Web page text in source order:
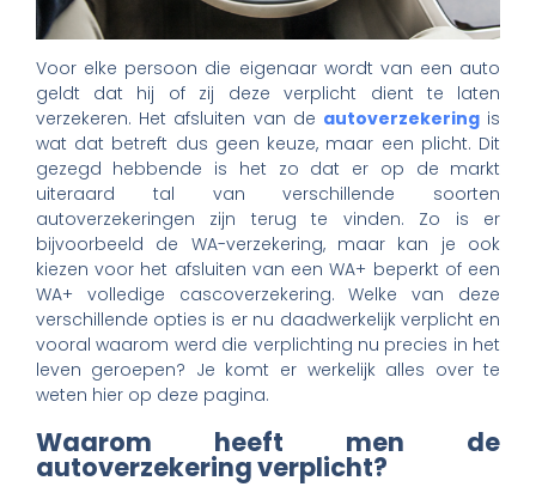
Voor elke persoon die eigenaar wordt van een auto
geldt dat hij of zij deze verplicht dient te laten
verzekeren. Het afsluiten van de autoverzekering is
wat dat betreft dus geen keuze, maar een plicht. Dit
gezegd hebbende is het zo dat er op de markt
uiteraard tal van verschillende soorten
autoverzekeringen zijn terug te vinden. Zo is er
bijvoorbeeld de WA-verzekering, maar kan je ook
kiezen voor het afsluiten van een WA+ beperkt of een
WA+ volledige cascoverzekering. Welke van deze
verschillende opties is er nu daadwerkelijk verplicht en
vooral waarom werd die verplichting nu precies in het
leven geroepen? Je komt er werkelijk alles over te
weten hier op deze pagina.
Waarom heeft men de
autoverzekering verplicht?